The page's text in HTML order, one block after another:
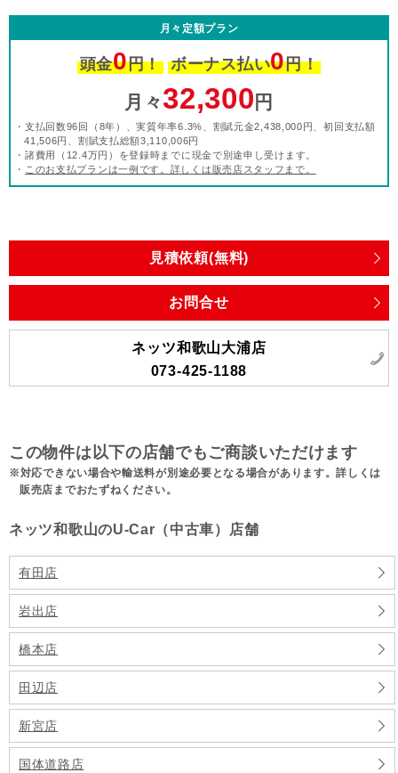
月々定額プラン
頭金0円！ ボーナス払い0円！
月々32,300 円
・支払回数96回（8年）、実質年率6.3%、割賦元金2,438,000円、初回支払額
41,506円、割賦支払総額3,110,006円
・諸費用（12.4万円）を登録時までに現金で別途申し受けます。
・ このお支払プランは一例です。詳しくは販売店スタッフまで。
見積依頼(無料)
お問合せ
ネッツ和歌山大浦店
073-425-1188
この物件は以下の店舗でもご商談いただけます
対応できない場合や輸送料が別途必要となる場合があります。詳しくは
販売店までおたずねください。
ネッツ和歌山のU-Car（中古車）店舗
有田店
岩出店
橋本店
田辺店
新宮店
国体道路店